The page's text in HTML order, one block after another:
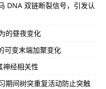
DNA 双链断裂信号，引发认
的昼夜变化
可变末端加聚变化
神经相关性
期间树突重复活动防止突触